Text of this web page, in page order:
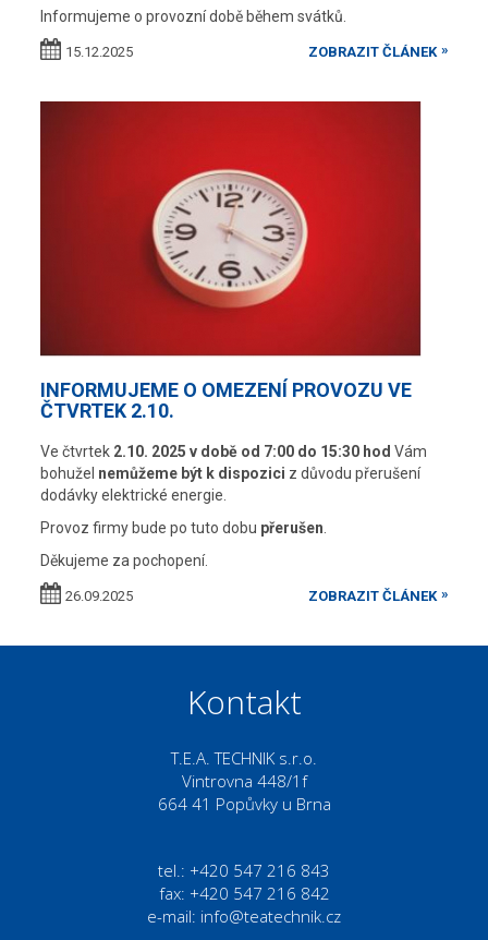
Informujeme o provozní době během svátků.
15.12.2025 ZOBRAZIT ČLÁNEK
INFORMUJEME O OMEZENÍ PROVOZU VE
ČTVRTEK 2.10.
Ve čtvrtek 2.10. 2025 v době od 7:00 do 15:30 hod Vám
bohužel nemůžeme být k dispozici z důvodu přerušení
dodávky elektrické energie.
Provoz firmy bude po tuto dobu přerušen
Děkujeme za pochopení.
26.09.2025 ZOBRAZIT ČLÁNEK
Kontakt
T.E.A. TECHNIK s.r.o.
Vintrovna 448/1f
664 41 Popůvky u Brna
tel.: +420 547 216 843
fax: +420 547 216 842
e-mail: info@teatechnik.cz